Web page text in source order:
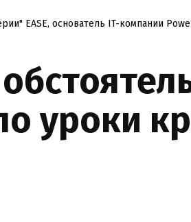
EASE, основатель IT-компании
уроки